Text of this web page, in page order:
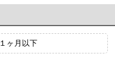
１ヶ月以下